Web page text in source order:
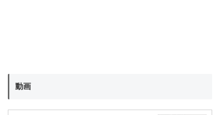
動画